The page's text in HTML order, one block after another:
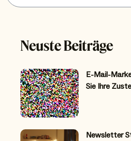
Neuste Beiträge
E-Mail-
Sie Ihre
Newsletter